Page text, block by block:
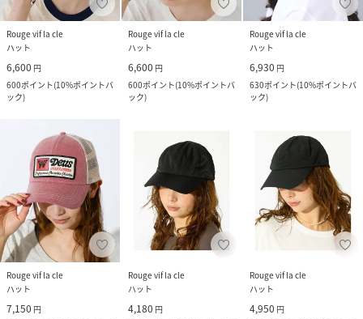
Rouge vif la cle
ハット
6,600 円
600ポイント(10%ポイントバ
ック)
Rouge vif la cle
ハット
6,600 円
600ポイント(10%ポイントバ
ック)
Rouge vif la cle
ハット
6,930 円
630ポイント(10%ポイントバ
ック)
Rouge vif la cle
ハット
7,150 円
Rouge vif la cle
ハット
4,180 円
Rouge vif la cle
ハット
4,950 円